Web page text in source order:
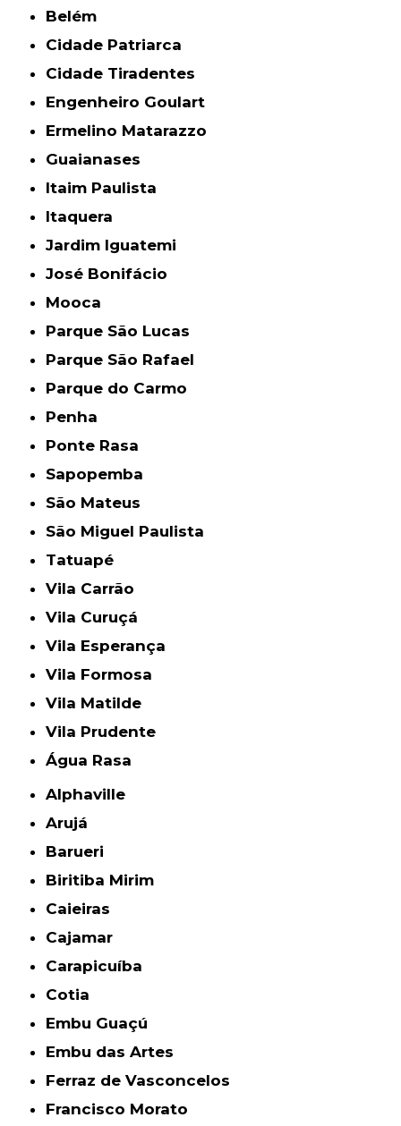
Belém
Cidade Patriarca
Cidade Tiradentes
Engenheiro Goulart
Ermelino Matarazzo
Guaianases
Itaim Paulista
Itaquera
Jardim Iguatemi
José Bonifácio
Mooca
Parque São Lucas
Parque São Rafael
Parque do Carmo
Penha
Ponte Rasa
Sapopemba
São Mateus
São Miguel Paulista
Tatuapé
Vila Carrão
Vila Curuçá
Vila Esperança
Vila Formosa
Vila Matilde
Vila Prudente
Água Rasa
Alphaville
Arujá
Barueri
Biritiba Mirim
Caieiras
Cajamar
Carapicuíba
Cotia
Embu Guaçú
Embu das Artes
Ferraz de Vasconcelos
Francisco Morato